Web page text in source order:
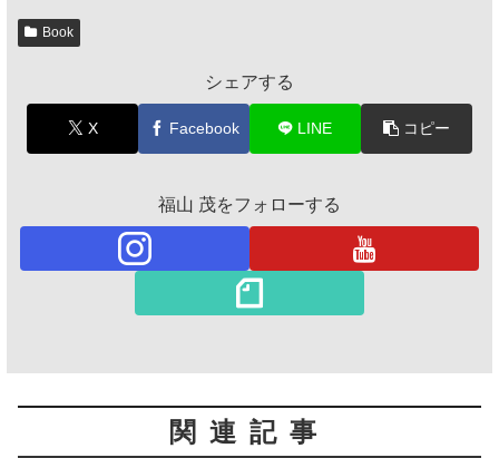
Book
シェアする
X Facebook LINE コピー
福山 茂をフォローする
関連記事